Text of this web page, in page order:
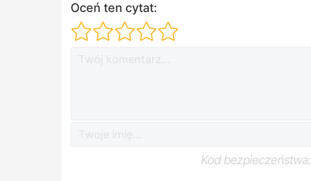
Oceń ten cytat:
Kod bezpieczeństwa: